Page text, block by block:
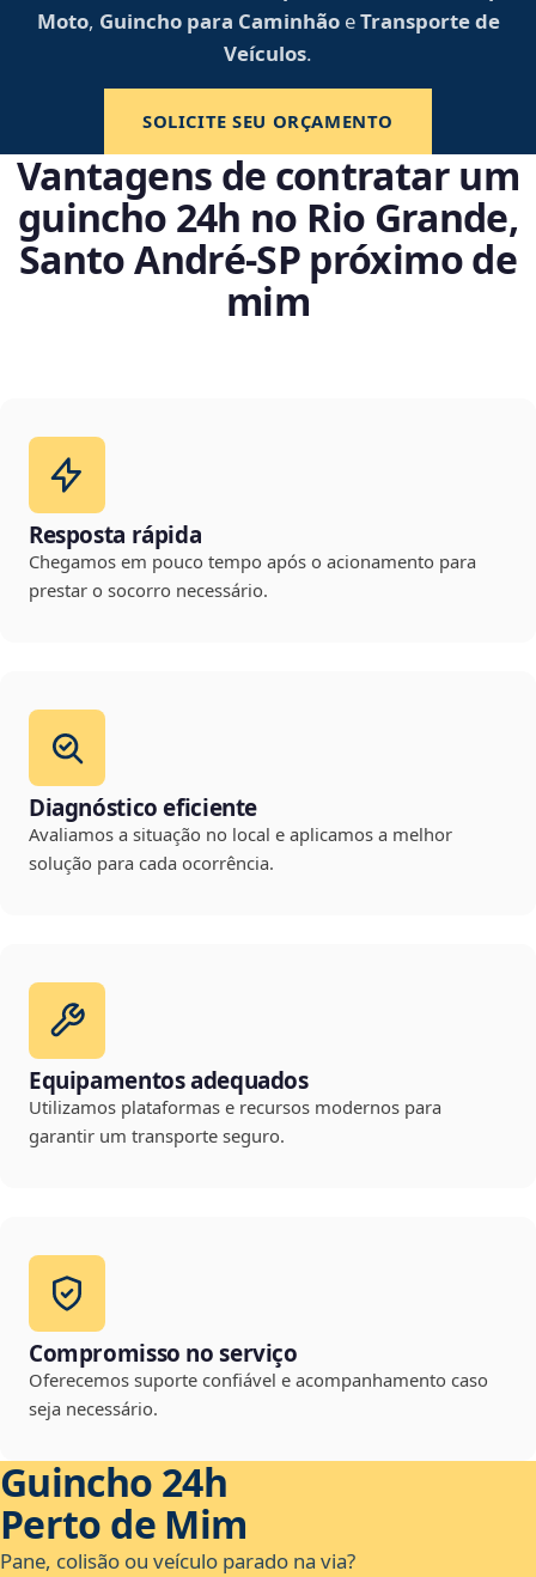
Moto, Guincho para CaminhãoeTransporte de
Veículos.
SOLICITE SEU ORÇAMENTO
Vantagens de contratar um
guincho 24h no Rio Grande,
Santo André‑SP próximo de
mim
Resposta rápida
Chegamos em pouco tempo após o acionamento para
prestar o socorro necessário.
Diagnóstico eficiente
Avaliamos a situação no local e aplicamos a melhor
solução para cada ocorrência.
Equipamentos adequados
Utilizamos plataformas e recursos modernos para
garantir um transporte seguro.
Compromisso no serviço
Oferecemos suporte confiável e acompanhamento caso
seja necessário.
Guincho 24h
Perto de Mim
Pane, colisão ou veículo parado na via?